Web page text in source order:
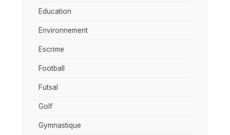
Education
Environnement
Escrime
Football
Futsal
Golf
Gymnastique